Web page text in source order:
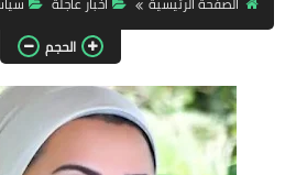
مقالات
القاهرة
الحجم